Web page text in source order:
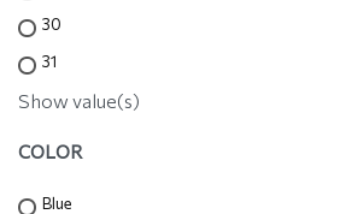
30
31
Show value(s)
COLOR
Blue